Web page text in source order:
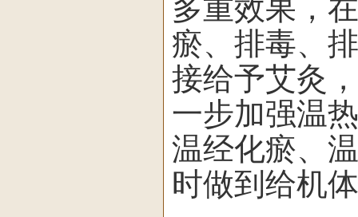
多重效果，
瘀、排毒、
接给予艾灸
一步加强温
温经化瘀、
时做到给机